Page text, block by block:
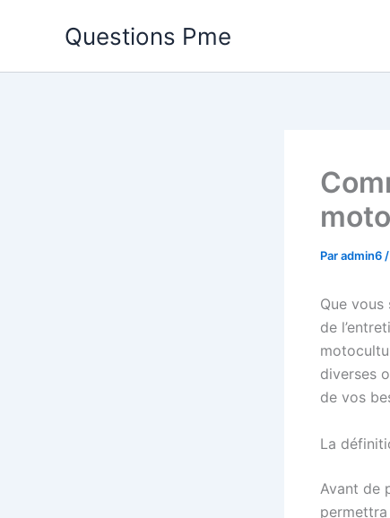
Questions Pme
Paradmin6 /
Que
de
diverses
de vos
La
Avant de